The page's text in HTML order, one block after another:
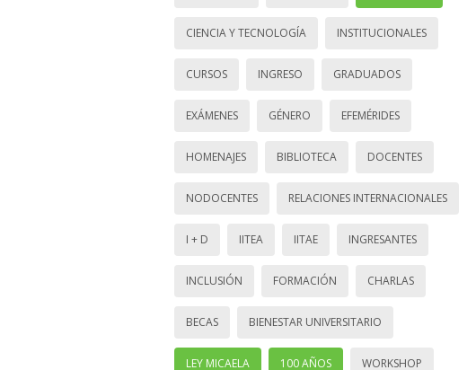
CIENCIA Y TECNOLOGÍA INSTITUCIONALES
CURSOS INGRESO GRADUADOS
EXÁMENES GÉNERO EFEMÉRIDES
HOMENAJES BIBLIOTECA DOCENTES
NODOCENTES RELACIONES INTERNACIONALES
I + D IITEA IITAE INGRESANTES
INCLUSIÓN FORMACIÓN CHARLAS
BECAS BIENESTAR UNIVERSITARIO
LEY MICAELA 100 AÑOS WORKSHOP